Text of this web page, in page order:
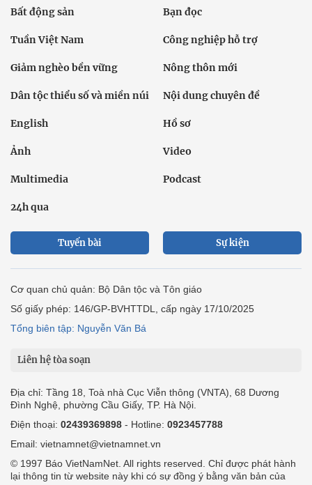
Bất động sản Bạn đọc
Tuần Việt Nam Công nghiệp hỗ trợ
Giảm nghèo bền vững Nông thôn mới
Dân tộc thiểu số và miền núi Nội dung chuyên đề
English Hồ sơ
Ảnh Video
Multimedia Podcast
24h qua
Tuyến bài Sự kiện
Cơ quan chủ quản: Bộ Dân tộc và Tôn giáo
Số giấy phép: 146/GP-BVHTTDL, cấp ngày 17/10/2025
Tổng biên tập: Nguyễn Văn Bá
Liên hệ tòa soạn
Địa chỉ: Tầng 18, Toà nhà Cục Viễn thông (VNTA), 68 Dương
Đình Nghệ, phường Cầu Giấy, TP. Hà Nội.
Điện thoại: 02439369898 - Hotline: 0923457788
Email: vietnamnet@vietnamnet.vn
© 1997 Báo VietNamNet. All rights reserved. Chỉ được phát hành
lại thông tin từ website này khi có sự đồng ý bằng văn bản của